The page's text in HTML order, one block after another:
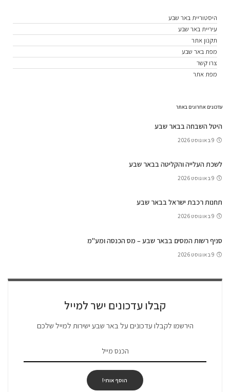
היסטוריית באר שבע
עיריית באר שבע
תקנון אתר
מפת באר שבע
צרו קשר
מפת אתר
עדכונים אחרונים באתר
היטל השבחה בבאר שבע
9 באוגוסט 2026
לשכת העלייה והקליטה בבאר שבע
9 באוגוסט 2026
תחנות רכבת ישראל בבאר שבע
9 באוגוסט 2026
סניף רשות המסים בבאר שבע – מס הכנסה ומע"מ
9 באוגוסט 2026
קבלו עדכונים ישר למייל
הירשמו לקבלו עדכונים על באר שבע ישירות למייל שלכם
הוסף אותי!